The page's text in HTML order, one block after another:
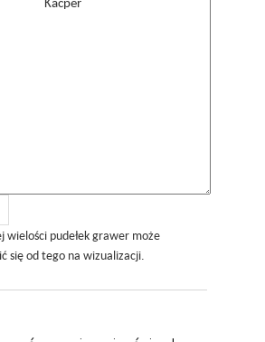
wielości pudełek grawer może
się od tego na wizualizacji.